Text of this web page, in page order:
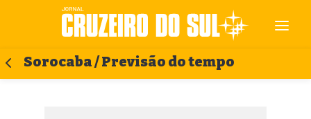
Sorocaba / Previsão do tempo